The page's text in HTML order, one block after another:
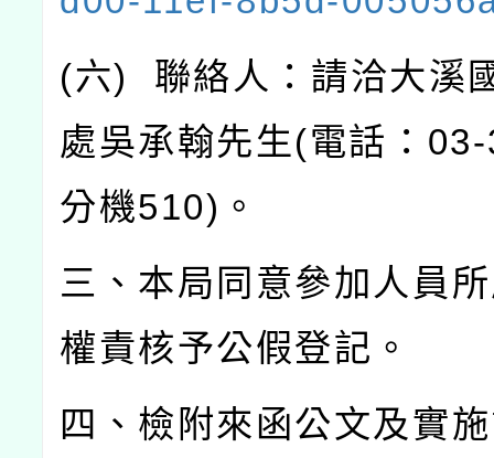
(六) 聯絡人：請洽大溪
處吳承翰先生(電話：
分機510) 。
三、本局同意參加人員
權責核予公假登記。
四、檢附來函公文及實